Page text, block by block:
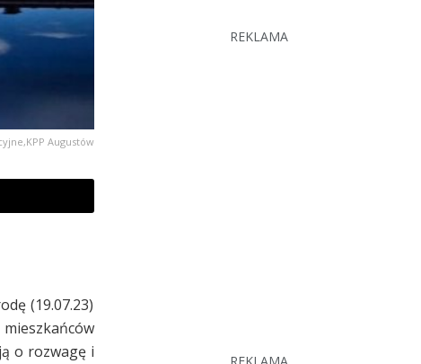
Augustów
(19.07.23)
o rozwagę i
REKLAMA